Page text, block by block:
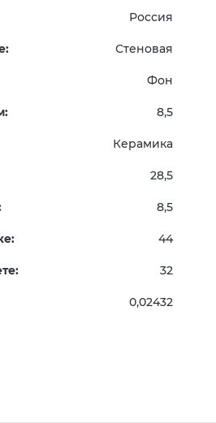
Россия
Стеновая
Фон
8,5
Керамика
28,5
8,5
44
32
0,02432